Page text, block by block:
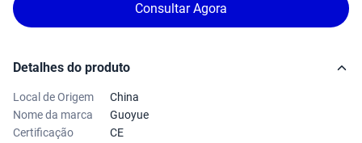
Consultar Agora
Detalhes do produto
Local de Origem
China
Nome da marca
Guoyue
Certificação
CE